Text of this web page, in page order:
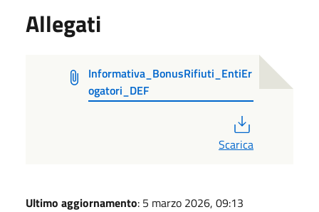
Allegati
Informativa_BonusRifiuti_EntiEr
ogatori_DEF
Scarica
Ultimo aggiornamento: 5 marzo 2026, 09:13